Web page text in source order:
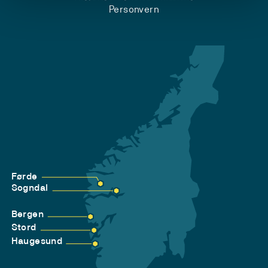
Personvern
Førde
Sogndal
Bergen
Stord
Haugesund